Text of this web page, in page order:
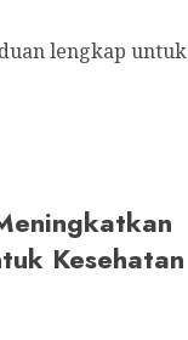
lengkap untuk
Kesehatan